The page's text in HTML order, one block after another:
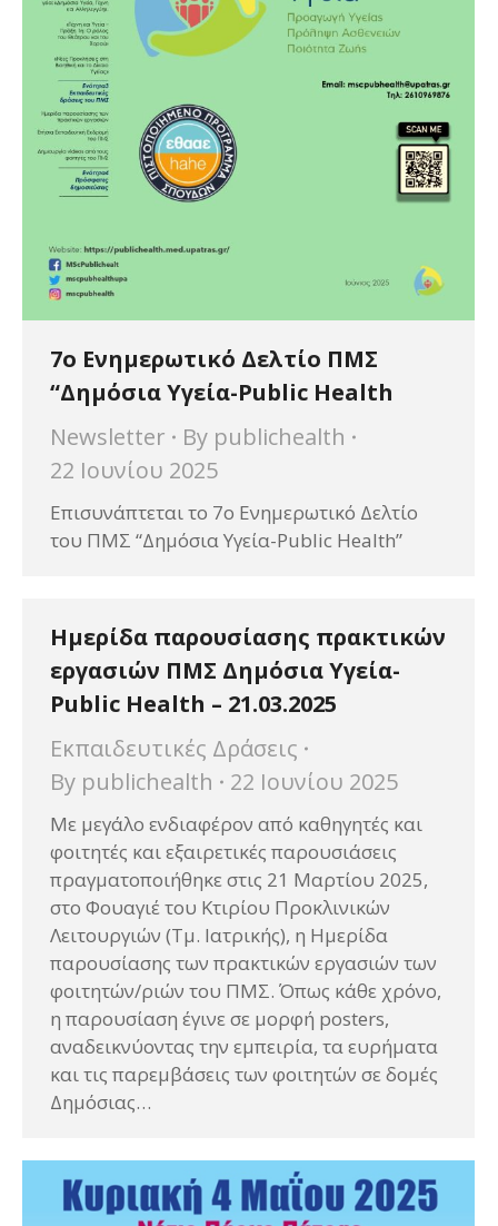
7o Ενημερωτικό Δελτίο ΠΜΣ
“Δημόσια Υγεία-Public Health
Newsletter
By publichealth
22 Ιουνίου 2025
Επισυνάπτεται το 7ο Ενημερωτικό Δελτίο
του ΠΜΣ “Δημόσια Υγεία-Public Health”
Ημερίδα παρουσίασης πρακτικών
εργασιών ΠΜΣ Δημόσια Υγεία-
Public Health – 21.03.2025
Εκπαιδευτικές Δράσεις
By publichealth 22 Ιουνίου 2025
Με μεγάλο ενδιαφέρον από καθηγητές και
φοιτητές και εξαιρετικές παρουσιάσεις
πραγματοποιήθηκε στις 21 Μαρτίου 2025,
στο Φουαγιέ του Κτιρίου Προκλινικών
Λειτουργιών (Τμ. Ιατρικής), η Ημερίδα
παρουσίασης των πρακτικών εργασιών των
φοιτητών/ριών του ΠΜΣ. Όπως κάθε χρόνο,
η παρουσίαση έγινε σε μορφή posters,
αναδεικνύοντας την εμπειρία, τα ευρήματα
και τις παρεμβάσεις των φοιτητών σε δομές
Δημόσιας…